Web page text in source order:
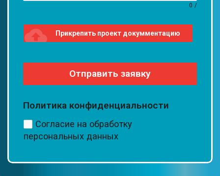
0 /
cloud_upload Прикрепить проект докумментацию
Отправить заявку
Политика конфиденциальности
Согласие на обработку
персональных данных